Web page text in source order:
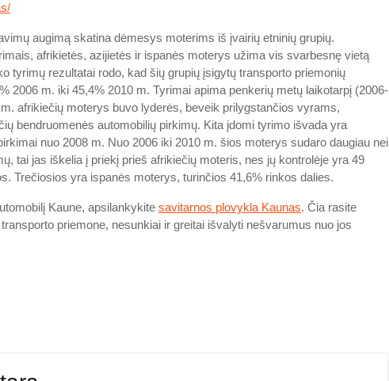
augimą skatina dėmesys moterims iš įvairių etninių grupių.
afrikietės, azijietės ir ispanės moterys užima vis svarbesnę vietą
tyrimų rezultatai rodo, kad šių grupių įsigytų transporto priemonių
2006 m. iki 45,4% 2010 m. Tyrimai apima penkerių metų laikotarpį (2006-
afrikiečių moterys buvo lyderės, beveik prilygstančios vyrams,
bendruomenės automobilių pirkimų. Kita įdomi tyrimo išvada yra
nuo 2008 m. Nuo 2006 iki 2010 m. šios moterys sudaro daugiau nei
tai jas iškelia į priekį prieš afrikiečių moteris, nes jų kontrolėje yra 49
Trečiosios yra ispanės moterys, turinčios 41,6% rinkos dalies.
Kaune, apsilankykite savitarnos plovykla Kaunas. Čia rasite
priemone, nesunkiai ir greitai išvalyti nešvarumus nuo jos